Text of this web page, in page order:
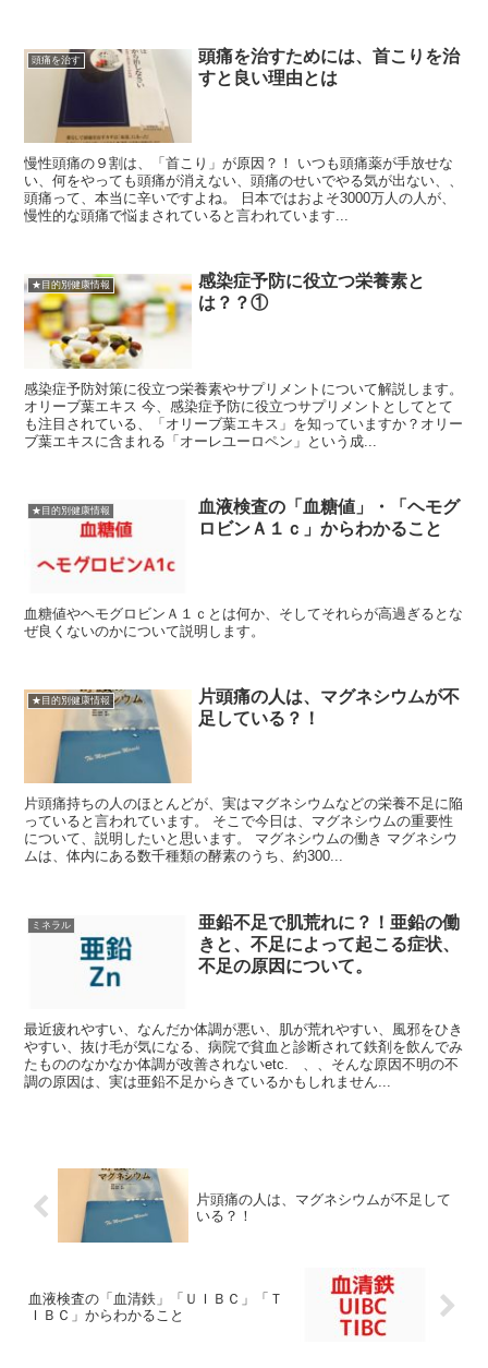
頭痛を治す
頭痛を治すためには、首こりを治
すと良い理由とは
慢性頭痛の９割は、「首こり」が原因？！ いつも頭痛薬が手放せな
い、何をやっても頭痛が消えない、頭痛のせいでやる気が出ない、、
頭痛って、本当に辛いですよね。 日本ではおよそ3000万人の人が、
慢性的な頭痛で悩まされていると言われています...
★目的別健康情報
感染症予防に役立つ栄養素と
は？？①
感染症予防対策に役立つ栄養素やサプリメントについて解説します。
オリーブ葉エキス 今、感染症予防に役立つサプリメントとしてとて
も注目されている、「オリーブ葉エキス」を知っていますか？オリー
ブ葉エキスに含まれる「オーレユーロペン」という成...
★目的別健康情報
血液検査の「血糖値」・「ヘモグ
ロビンＡ１ｃ」からわかること
血糖値やヘモグロビンＡ１ｃとは何か、そしてそれらが高過ぎるとな
ぜ良くないのかについて説明します。
★目的別健康情報
片頭痛の人は、マグネシウムが不
足している？！
片頭痛持ちの人のほとんどが、実はマグネシウムなどの栄養不足に陥
っていると言われています。 そこで今日は、マグネシウムの重要性
について、説明したいと思います。 マグネシウムの働き マグネシウ
ムは、体内にある数千種類の酵素のうち、約300...
ミネラル
亜鉛不足で肌荒れに？！亜鉛の働
きと、不足によって起こる症状、
不足の原因について。
最近疲れやすい、なんだか体調が悪い、肌が荒れやすい、風邪をひき
やすい、抜け毛が気になる、病院で貧血と診断されて鉄剤を飲んでみ
たもののなかなか体調が改善されないetc. 、、そんな原因不明の不
調の原因は、実は亜鉛不足からきているかもしれません...
片頭痛の人は、マグネシウムが不足して
いる？！
血液検査の「血清鉄」「ＵＩＢＣ」「Ｔ
ＩＢＣ」からわかること